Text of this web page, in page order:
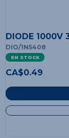
DIODE 1000V
DIO/1N5408
EN STOCK
CA$0.49